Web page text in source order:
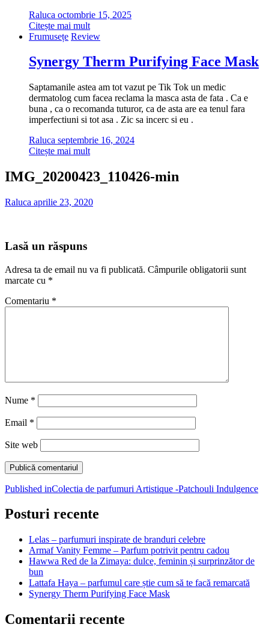
Raluca octombrie 15, 2025
Citește mai mult
Frumusețe Review
Synergy Therm Purifying Face Mask
Saptamanile astea am tot vazut pe Tik Tok un medic
dermatolog cum facea reclama la masca asta de fata . Ca e
buna , ca o recomanda tuturor, ca de asta are ea tenul fara
imperfectiuni si tot asa . Zic sa incerc si eu .
Raluca septembrie 16, 2024
Citește mai mult
IMG_20200423_110426-min
Raluca aprilie 23, 2020
Lasă un răspuns
Adresa ta de email nu va fi publicată. Câmpurile obligatorii sunt
marcate cu *
Comentariu *
Nume *
Email *
Site web
Navigare
în
articole
Published inColectia de parfumuri Artistique -Patchouli Indulgence
Posturi recente
Lelas – parfumuri inspirate de branduri celebre
Armaf Vanity Femme – Parfum potrivit pentru cadou
Hawwa Red de la Zimaya: dulce, feminin și surprinzător de
bun
Lattafa Haya – parfumul care știe cum să te facă remarcată
Synergy Therm Purifying Face Mask
Comentarii recente